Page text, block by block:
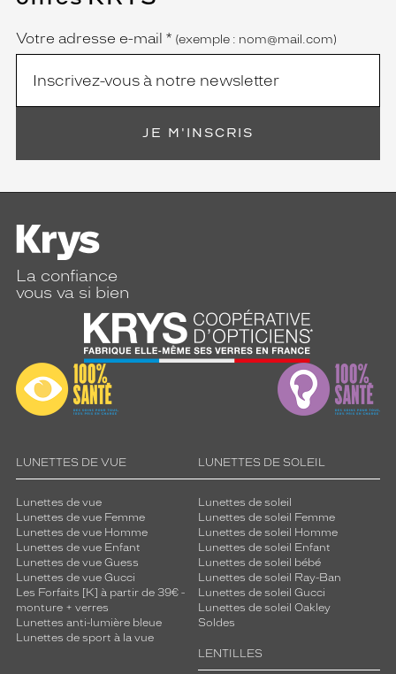
Votre adresse e-mail *
obligatoire)
(exemple : nom@mail.com)
JE M'INSCRIS
La confiance
vous va si bien
LUNETTES DE VUE
Lunettes de vue
Lunettes de vue Femme
Lunettes de vue Homme
Lunettes de vue Enfant
Lunettes de vue Guess
Lunettes de vue Gucci
Les Forfaits [K] à partir de 39€ -
monture + verres
Lunettes anti-lumière bleue
Lunettes de sport à la vue
LUNETTES DE SOLEIL
Lunettes de soleil
Lunettes de soleil Femme
Lunettes de soleil Homme
Lunettes de soleil Enfant
Lunettes de soleil bébé
Lunettes de soleil Ray-Ban
Lunettes de soleil Gucci
Lunettes de soleil Oakley
Soldes
LENTILLES